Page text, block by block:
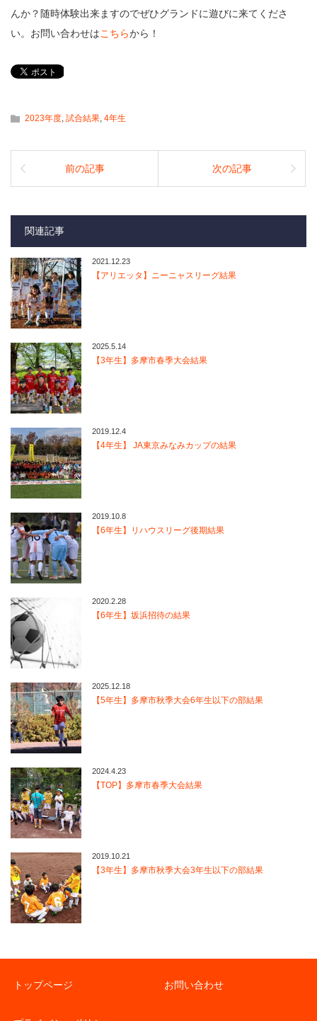
んか？随時体験出来ますのでぜひグランドに遊びに来てくださ
い。お問い合わせはこちらから！
2023年度, 試合結果, 4年生
前の記事 次の記事
関連記事
2021.12.23
【アリエッタ】ニーニャスリーグ結果
2025.5.14
【3年生】多摩市春季大会結果
2019.12.4
【4年生】 JA東京みなみカップの結果
2019.10.8
【6年生】リハウスリーグ後期結果
2020.2.28
【6年生】坂浜招待の結果
2025.12.18
【5年生】多摩市秋季大会6年生以下の部結果
2024.4.23
【TOP】多摩市春季大会結果
2019.10.21
【3年生】多摩市秋季大会3年生以下の部結果
トップページ お問い合わせ